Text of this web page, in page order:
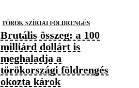
TÖRÖK-SZÍRIAI FÖLDRENGÉS
Brutális összeg: a 100
milliárd dollárt is
meghaladja a
törökországi földrengés
okozta károk